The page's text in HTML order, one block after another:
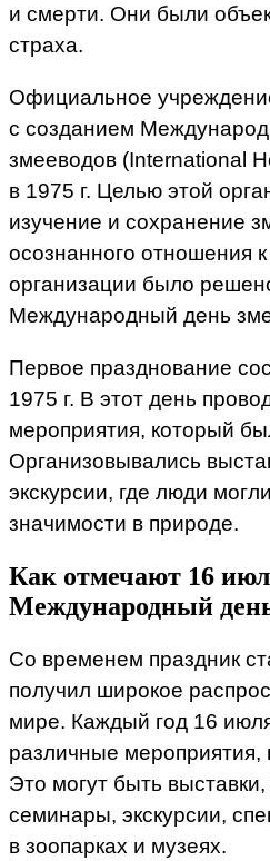
и смерти. Они были
страха.
Официальное
с созданием
змееводов (International
в 1975 г. Целью этой
изучение и сохранение
осознанного отношения
организации было
Международный день
Первое празднование
1975 г. В этот день
мероприятия, который
Организовывались
экскурсии, где люди
значимости в природе.
Как отмечают 16
Международный
Со временем праздник
получил широкое
мире. Каждый год 16
различные
Это могут быть
семинары, экскурсии,
в зоопарках и музеях.